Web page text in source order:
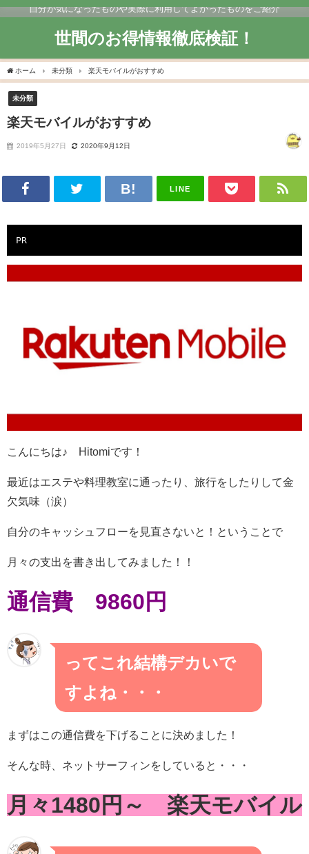
自分が気になったものや実際に利用してよかったものをご紹介
世間のお得情報徹底検証！
ホーム 未分類 楽天モバイルがおすすめ
未分類
楽天モバイルがおすすめ
2019年5月27日 2020年9月12日
LINE
PR
こんにちは♪ Hitomiです！
最近はエステや料理教室に通ったり、旅行をしたりして金
欠気味（涙）
自分のキャッシュフローを見直さないと！ということで
月々の支出を書き出してみました！！
通信費 9860円
ってこれ結構デカいで
すよね・・・
まずはこの通信費を下げることに決めました！
そんな時、ネットサーフィンをしていると・・・
月々1480円～ 楽天モバイル